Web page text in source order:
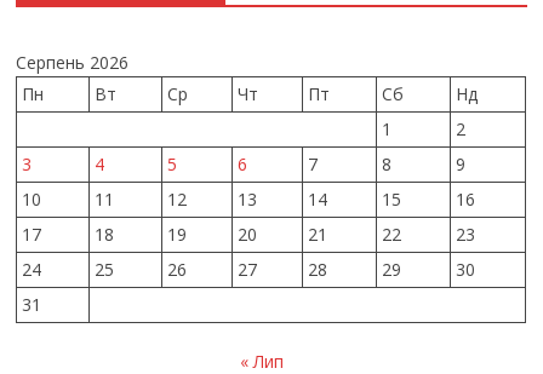
Серпень 2026
Пн
Вт Ср Чт Пт Сб
Нд
1
2
3
4 5 6 7 8
9
10
11 12 13 14 15
16
17
18 19 20 21 22
23
24
25 26 27 28 29
30
31
« Лип